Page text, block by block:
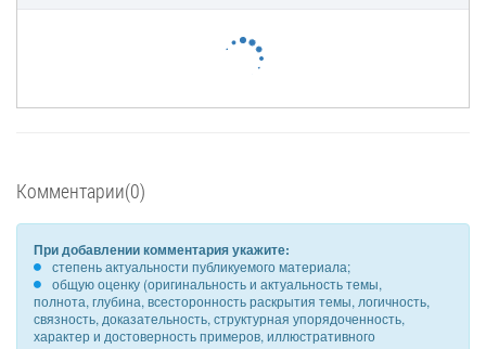
Комментарии(0)
При добавлении комментария укажите:
степень актуальности публикуемого материала;
общую оценку (оригинальность и актуальность темы,
полнота, глубина, всесторонность раскрытия темы, логичность,
связность, доказательность, структурная упорядоченность,
характер и достоверность примеров, иллюстративного